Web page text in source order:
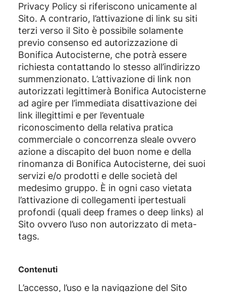
Privacy Policy si riferiscono unicamente al
Sito. A contrario, l’attivazione di link su siti
terzi verso il Sito è possibile solamente
previo consenso ed autorizzazione di
Bonifica Autocisterne, che potrà essere
richiesta contattando lo stesso all’indirizzo
summenzionato. L’attivazione di link non
autorizzati legittimerà Bonifica Autocisterne
ad agire per l’immediata disattivazione dei
link illegittimi e per l’eventuale
riconoscimento della relativa pratica
commerciale o concorrenza sleale ovvero
azione a discapito del buon nome e della
rinomanza di Bonifica Autocisterne, dei suoi
servizi e/o prodotti e delle società del
medesimo gruppo. È in ogni caso vietata
l’attivazione di collegamenti ipertestuali
profondi (quali deep frames o deep links) al
Sito ovvero l’uso non autorizzato di meta-
tags.
Contenuti
L’accesso, l’uso e la navigazione del Sito